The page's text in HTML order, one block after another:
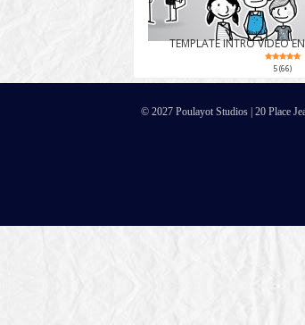
TEMPLATE INTRO VIDÉO
5 (66)
© 2027 Poulayot Studios | 20 Place